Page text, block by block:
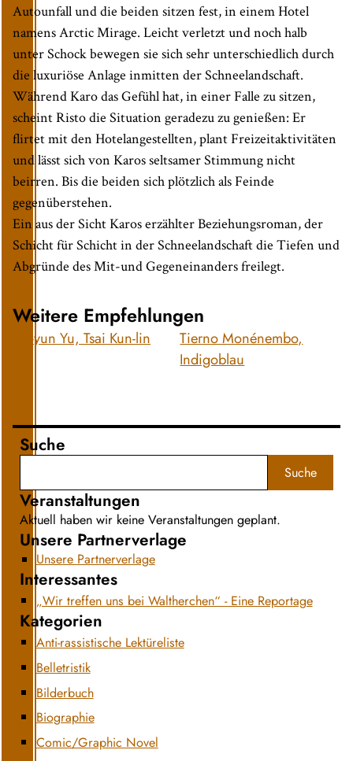
Autounfall und die beiden sitzen fest, in einem Hotel
namens Arctic Mirage. Leicht verletzt und noch halb
unter Schock bewegen sie sich sehr unterschiedlich durch
die luxuriöse Anlage inmitten der Schneelandschaft.
Während Karo das Gefühl hat, in einer Falle zu sitzen,
scheint Risto die Situation geradezu zu genießen: Er
flirtet mit den Hotelangestellten, plant Freizeitaktivitäten
und lässt sich von Karos seltsamer Stimmung nicht
beirren. Bis die beiden sich plötzlich als Feinde
gegenüberstehen.
Ein aus der Sicht Karos erzählter Beziehungsroman, der
Schicht für Schicht in der Schneelandschaft die Tiefen und
Abgründe des Mit-und Gegeneinanders freilegt.
Weitere Empfehlungen
Pei-yun Yu, Tsai Kun-lin
Tierno Monénembo,
Indigoblau
Suche
Suche
Veranstaltungen
Aktuell haben wir keine Veranstaltungen geplant.
Unsere Partnerverlage
Unsere Partnerverlage
Interessantes
„Wir treffen uns bei Waltherchen“ - Eine Reportage
Kategorien
Anti-rassistische Lektüreliste
Belletristik
Bilderbuch
Biographie
Comic/Graphic Novel